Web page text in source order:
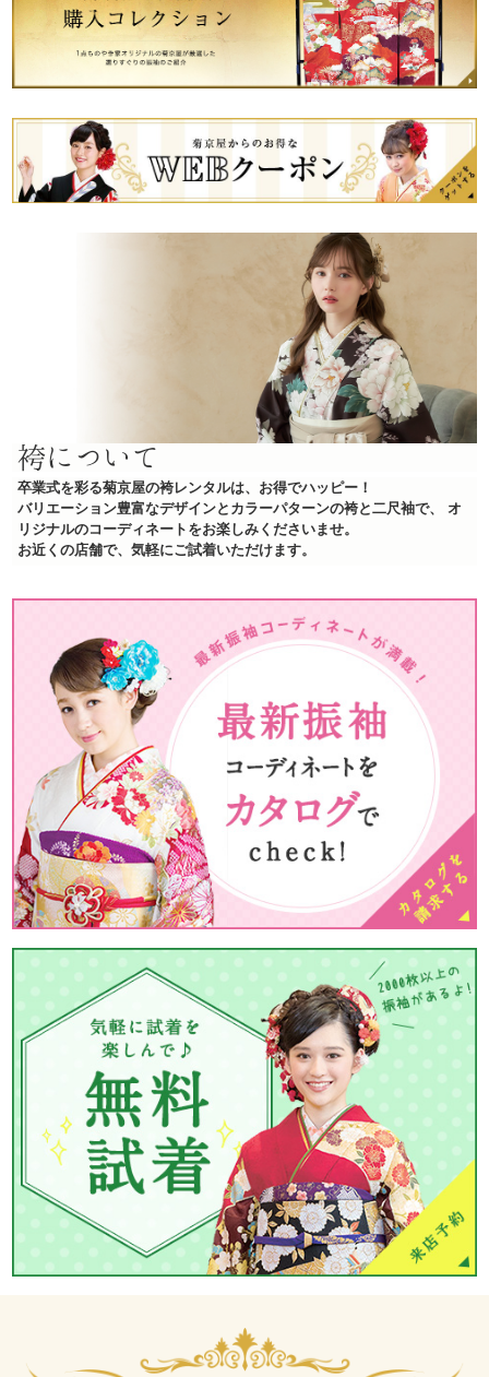
袴について
卒業式を彩る菊京屋の袴レンタルは、お得でハッピー！
バリエーション豊富なデザインとカラーパターンの袴と二尺袖で、
オ
リジナルのコーディネートをお楽しみくださいませ。
お近くの店舗で、気軽にご試着いただけます。